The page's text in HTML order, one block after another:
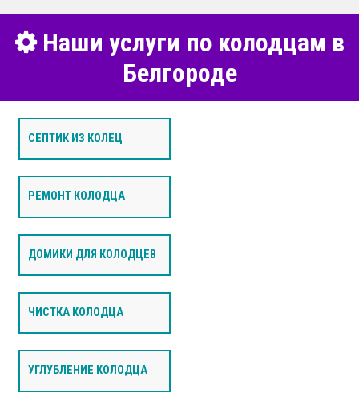
Наши услуги по колодцам в
Белгороде
СЕПТИК ИЗ КОЛЕЦ
РЕМОНТ КОЛОДЦА
ДОМИКИ ДЛЯ КОЛОДЦЕВ
ЧИСТКА КОЛОДЦА
УГЛУБЛЕНИЕ КОЛОДЦА